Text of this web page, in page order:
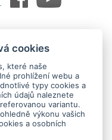
cookies
které naše
prohlížení webu a
typy cookies a
údajů naleznete
variantu.
výkonu vašich
a osobních